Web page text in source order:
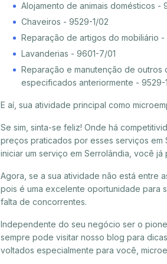
Alojamento de animais domésticos -
Chaveiros - 9529-1/02
Reparação de artigos do mobiliário -
Lavanderias - 9601-7/01
Reparação e manutenção de
especificados anteriormente - 9529-
E aí, sua atividade principal como
Se sim, sinta-se feliz! Onde há
preços praticados por esses serviços em
iniciar um serviço em Serrolândia, você
Agora, se a sua atividade não está entre
pois é uma excelente oportunidade para
falta de concorrentes.
Independente do seu negócio ser o
sempre pode visitar nosso blog para
voltados especialmente para você,